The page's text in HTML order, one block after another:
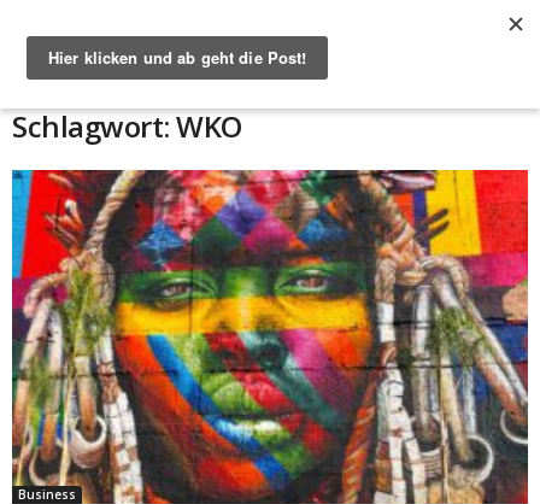
Schlagwort: WKO
Business